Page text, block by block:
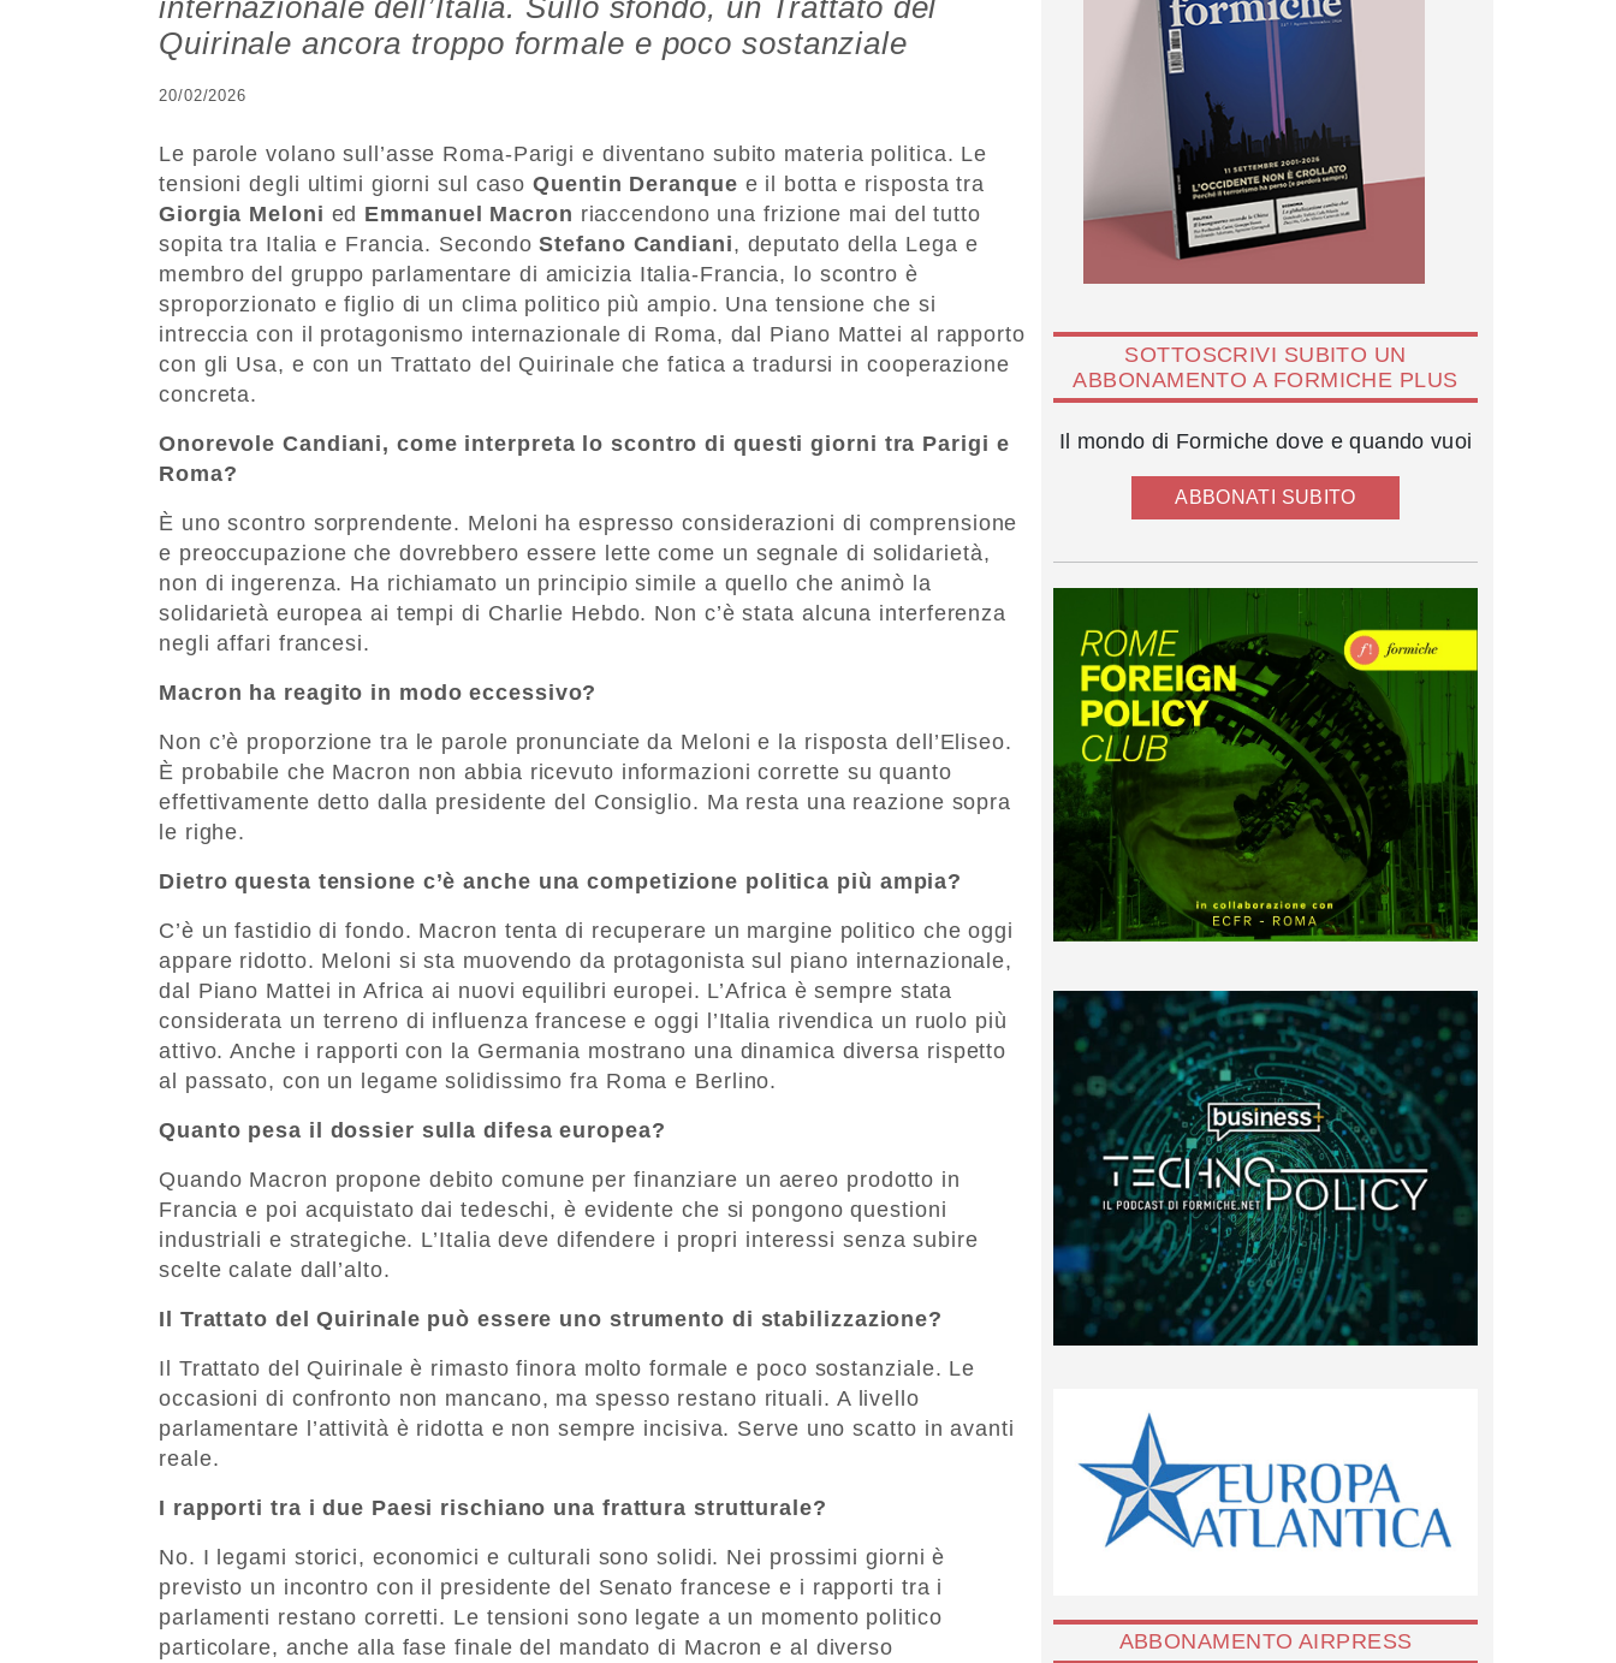
Quirinale ancora troppo formale e poco sostanziale
20/02/2026
Le parole volano sull’asse Roma-Parigi e diventano subito materia politica. Le
tensioni degli ultimi giorni sul casoQuentin Deranque e il botta e risposta tra
Giorgia Meloni ed Emmanuel Macron riaccendono una frizione mai del tutto
sopita tra Italia e Francia. SecondoStefano Candiani, deputato della Lega e
membro del gruppo parlamentare di amicizia Italia-Francia, lo scontro è
sproporzionato e figlio di un clima politico più ampio. Una tensione che si
intreccia con il protagonismo internazionale di Roma, dal Piano Mattei al rapporto
con gli Usa, e con un Trattato del Quirinale che fatica a tradursi in cooperazione
concreta.
Onorevole Candiani, come interpreta lo scontro di questi giorni tra Parigi e
Roma?
È uno scontro sorprendente. Meloni ha espresso considerazioni di comprensione
e preoccupazione che dovrebbero essere lette come un segnale di solidarietà,
non di ingerenza. Ha richiamato un principio simile a quello che animò la
solidarietà europea ai tempi di Charlie Hebdo. Non c’è stata alcuna interferenza
negli affari francesi.
Macron ha reagito in modo eccessivo?
Non c’è proporzione tra le parole pronunciate da Meloni e la risposta dell’Eliseo.
È probabile che Macron non abbia ricevuto informazioni corrette su quanto
effettivamente detto dalla presidente del Consiglio. Ma resta una reazione sopra
le righe.
Dietro questa tensione c’è anche una competizione politica più ampia?
C’è un fastidio di fondo. Macron tenta di recuperare un margine politico che oggi
appare ridotto. Meloni si sta muovendo da protagonista sul piano internazionale,
dal Piano Mattei in Africa ai nuovi equilibri europei. L’Africa è sempre stata
considerata un terreno di influenza francese e oggi l’Italia rivendica un ruolo più
attivo. Anche i rapporti con la Germania mostrano una dinamica diversa rispetto
al passato, con un legame solidissimo fra Roma e Berlino.
Quanto pesa il dossier sulla difesa europea?
Quando Macron propone debito comune per finanziare un aereo prodotto in
Francia e poi acquistato dai tedeschi, è evidente che si pongono questioni
industriali e strategiche. L’Italia deve difendere i propri interessi senza subire
scelte calate dall’alto.
Il Trattato del Quirinale può essere uno strumento di stabilizzazione?
Il Trattato del Quirinale è rimasto finora molto formale e poco sostanziale. Le
occasioni di confronto non mancano, ma spesso restano rituali. A livello
parlamentare l’attività è ridotta e non sempre incisiva. Serve uno scatto in avanti
reale.
I rapporti tra i due Paesi rischiano una frattura strutturale?
No. I legami storici, economici e culturali sono solidi. Nei prossimi giorni è
previsto un incontro con il presidente del Senato francese e i rapporti tra i
parlamenti restano corretti. Le tensioni sono legate a un momento politico
particolare, anche alla fase finale del mandato di Macron e al diverso
SOTTOSCRIVI SUBITO UN
ABBONAMENTO A FORMICHE PLUS
Il mondo di Formiche dove e quando vuoi
ABBONATI SUBITO
ABBONAMENTO AIRPRESS